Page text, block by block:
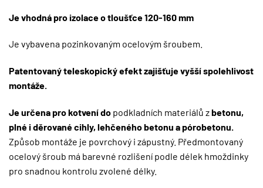
Je vhodná pro izolace o tloušťce 120-160 mm
Je vybavena pozinkovaným ocelovým šroubem.
Patentovaný teleskopický efekt zajišťuje vyšší spolehlivost
montáže.
Je určena pro kotvení do podkladních materiálů zbetonu,
plné i děrované cihly, lehčeného betonu a pórobetonu.
Způsob montáže je povrchový i zápustný. Předmontovaný
ocelový šroub má barevné rozlišení podle délek hmoždinky
pro snadnou kontrolu zvolené délky.